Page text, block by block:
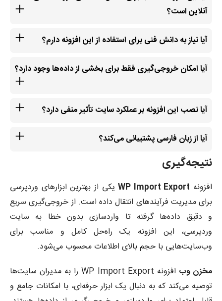
آنلاین است؟
آیا نیاز به دانش فنی برای استفاده از این افزونه دارم؟
آیا امکان خروجی‌گیری فقط برای بخشی از داده‌ها وجود دارد؟
آیا نصب این افزونه بر عملکرد سایت تأثیر منفی دارد؟
آیا از زبان فارسی پشتیبانی می‌کند؟
نتیجه‌گیری
افزونه WP Import Exportیکی از بهترین ابزارهای وردپرسی
برای مدیریت فرآیندهای انتقال داده است. از خروجی‌گیری سریع
و دقیق داده‌ها گرفته تا واردسازی بدون خطا به سایت
وردپرسی، این افزونه یک راه‌حل کامل و مناسب برای
وب‌سایت‌هایی با حجم بالای اطلاعات محسوب می‌شود.
مخزن وب
افزونه WP Import Export را به مدیران سایت‌ها
توصیه می‌کند که به دنبال یک ابزار حرفه‌ای، با امکانات جامع و